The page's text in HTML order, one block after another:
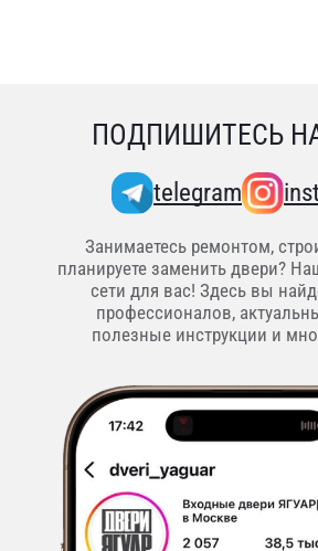
ПОДПИШИТЕСЬ
telegram
Занимаетесь ремонтом,
планируете заменить двери?
сети для вас! Здесь вы
профессионалов,
полезные инструкции и